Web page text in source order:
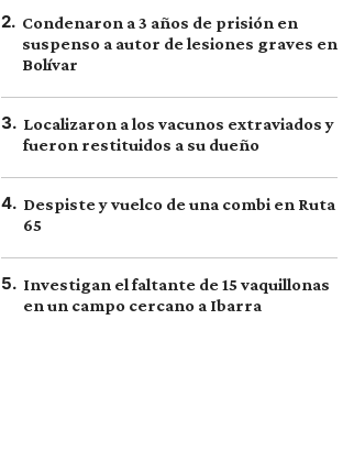
2. Condenaron a 3 años de prisión en
suspenso a autor de lesiones graves en
Bolívar
3. Localizaron a los vacunos extraviados y
fueron restituidos a su dueño
4. Despiste y vuelco de una combi en Ruta
65
5. Investigan el faltante de 15 vaquillonas
en un campo cercano a Ibarra